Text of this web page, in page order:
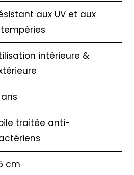
aux UV et aux
intérieure &
traitée anti-
cm